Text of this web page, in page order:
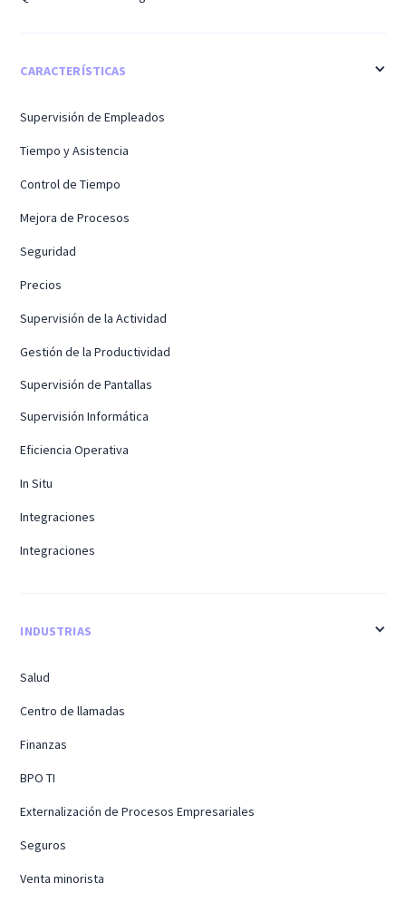
CARACTERÍSTICAS
Supervisión de Empleados
Tiempo y Asistencia
Control de Tiempo
Mejora de Procesos
Seguridad
Precios
Supervisión de la Actividad
Gestión de la Productividad
Supervisión de Pantallas
Supervisión Informática
Eficiencia Operativa
In Situ
Integraciones
Integraciones
INDUSTRIAS
Salud
Centro de llamadas
Finanzas
BPO TI
Externalización de Procesos Empresariales
Seguros
Venta minorista